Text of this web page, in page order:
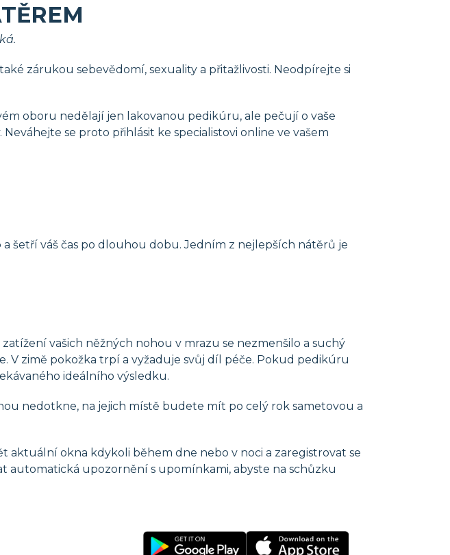
zárukou sebevědomí, sexuality a přitažlivosti. Neodpírejte si
oboru nedělají jen lakovanou pedikúru, ale pečují o vaše
se proto přihlásit ke specialistovi online ve vašem
šetří váš čas po dlouhou dobu. Jedním z nejlepších nátěrů je
vašich něžných nohou v mrazu se nezmenšilo a suchý
V zimě pokožka trpí a vyžaduje svůj díl péče. Pokud pedikúru
ideálního výsledku.
nedotkne, na jejich místě budete mít po celý rok sametovou a
aktuální okna kdykoli během dne nebo v noci a zaregistrovat se
automatická upozornění s upomínkami, abyste na schůzku